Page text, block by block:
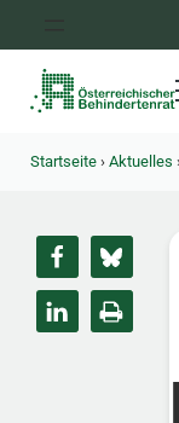
Startseite › Aktuelles